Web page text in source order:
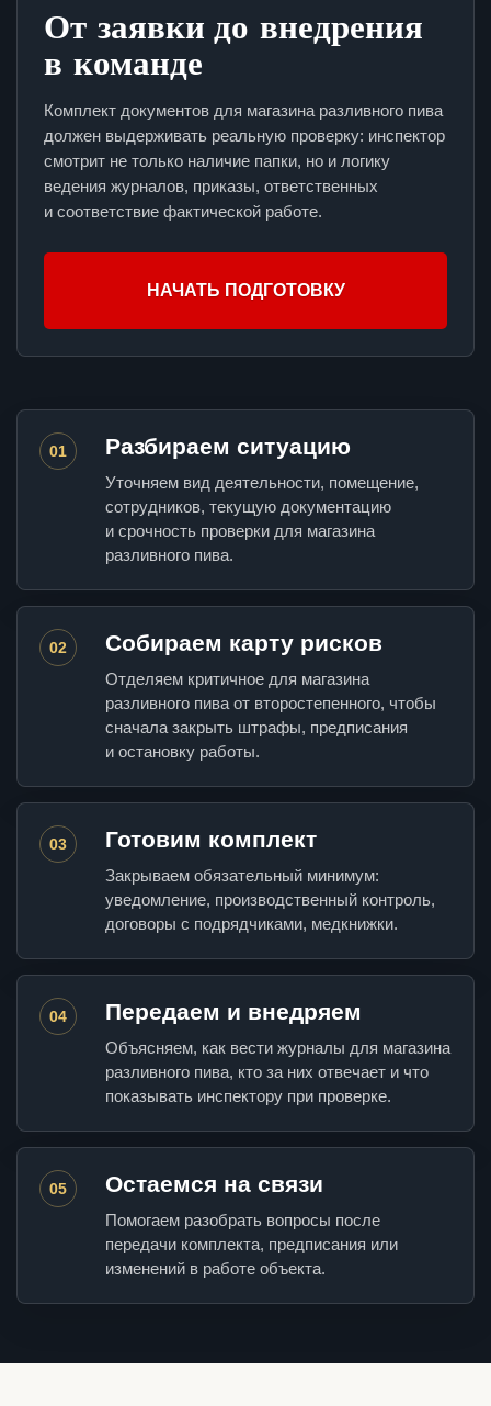
От заявки до внедрения
в команде
Комплект документов для магазина разливного пива
должен выдерживать реальную проверку: инспектор
смотрит не только наличие папки, но и логику
ведения журналов, приказы, ответственных
и соответствие фактической работе.
НАЧАТЬ ПОДГОТОВКУ
01 Разбираем ситуацию
Уточняем вид деятельности, помещение,
сотрудников, текущую документацию
и срочность проверки для магазина
разливного пива.
02 Собираем карту рисков
Отделяем критичное для магазина
разливного пива от второстепенного, чтобы
сначала закрыть штрафы, предписания
и остановку работы.
03 Готовим комплект
Закрываем обязательный минимум:
уведомление, производственный контроль,
договоры с подрядчиками, медкнижки.
04 Передаем и внедряем
Объясняем, как вести журналы для магазина
разливного пива, кто за них отвечает и что
показывать инспектору при проверке.
05 Остаемся на связи
Помогаем разобрать вопросы после
передачи комплекта, предписания или
изменений в работе объекта.